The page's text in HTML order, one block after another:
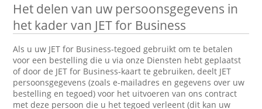
Het delen van uw persoonsgegevens in
het kader van JET for Business
Als u uw JET for Business-tegoed gebruikt om te betalen
voor een bestelling die u via onze Diensten hebt geplaatst
of door de JET for Business-kaart te gebruiken, deelt JET
persoonsgegevens (zoals e-mailadres en gegevens over uw
bestelling en tegoed) voor het uitvoeren van ons contract
met deze persoon die u het tegoed verleent (dit kan uw